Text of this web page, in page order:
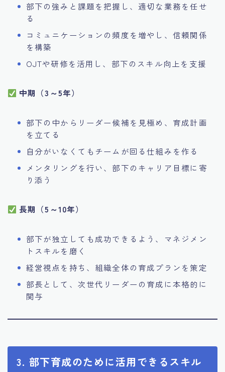
部下の強みと課題を把握し、適切な業務を任せ
る
コミュニケーションの頻度を増やし、信頼関係
を構築
OJTや研修を活用し、部下のスキル向上を支援
中期（3～5年）
部下の中からリーダー候補を見極め、育成計画
を立てる
自分がいなくてもチームが回る仕組みを作る
メンタリングを行い、部下のキャリア目標に寄
り添う
長期（5～10年）
部下が独立しても成功できるよう、マネジメン
トスキルを磨く
経営視点を持ち、組織全体の育成プランを策定
部長として、次世代リーダーの育成に本格的に
関与
3. 部下育成のために活用できるスキル